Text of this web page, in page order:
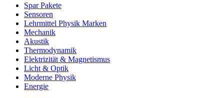
Spar Pakete
Sensoren
Lehrmittel Physik Marken
Mechanik
Akustik
Thermodynamik
Elektrizität & Magnetismus
Licht & Optik
Moderne Physik
Energie